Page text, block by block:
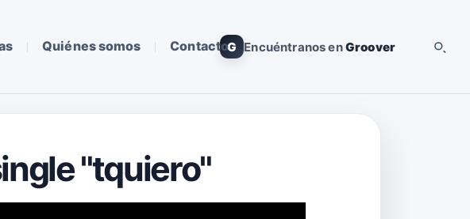
Quiénes somos ContactoG Encuéntranos enGroover
"tquiero"